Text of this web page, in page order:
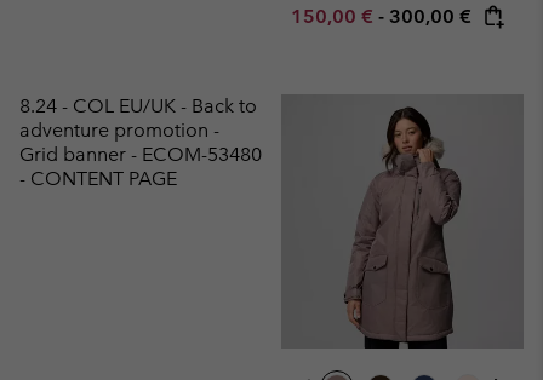
Minimum sale price:
150,00 € - Maximum price:
300,00 €
8.24 - COL EU/UK - Back to
adventure promotion -
Grid banner - ECOM-53480
- CONTENT PAGE